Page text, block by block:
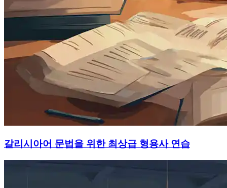
갈리시아어 문법을 위한 최상급 형용사 연습